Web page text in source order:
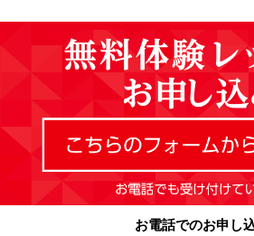
お電話でのお申し